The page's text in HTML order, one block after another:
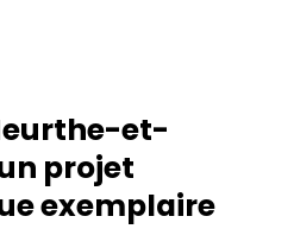
et-
projet
exemplaire